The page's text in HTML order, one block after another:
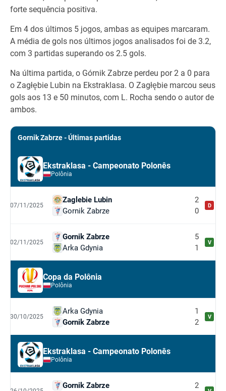
forte sequência positiva.
Em 4 dos últimos 5 jogos, ambas as equipes marcaram.
A média de gols nos últimos jogos analisados foi de 3.2,
com 3 partidas superando os 2.5 gols.
Na última partida, o Górnik Zabrze perdeu por 2 a 0 para
o Zagłębie Lubin na Ekstraklasa. O Zagłębie marcou seus
gols aos 13 e 50 minutos, com L. Rocha sendo o autor de
ambos.
Gornik Zabrze - Últimas partidas
Ekstraklasa - Campeonato Polonês
Polônia
07/11/2025
Zaglebie Lubin
Gornik Zabrze
2
0
D
02/11/2025
Gornik Zabrze
Arka Gdynia
5
1
V
Copa da Polônia
Polônia
30/10/2025
Arka Gdynia
Gornik Zabrze
1
2
V
Ekstraklasa - Campeonato Polonês
Polônia
Gornik Zabrze
2